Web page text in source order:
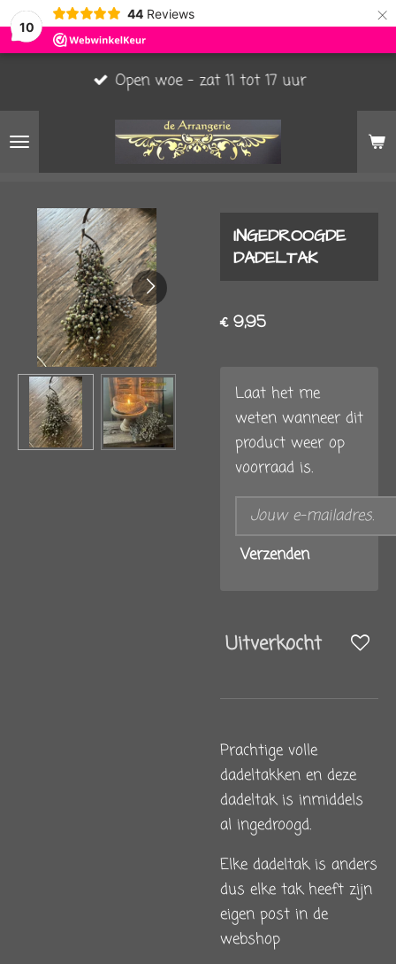
10
44 Reviews ×
Open woe - zat 11 tot 17 uur
INGEDROOGDE
DADELTAK
€ 9,95
Laat het me
weten wanneer dit
product weer op
voorraad is.
Verzenden
Uitverkocht
Prachtige volle
dadeltakken en deze
dadeltak is inmiddels
al ingedroogd.
Elke dadeltak is anders
dus elke tak heeft zijn
eigen post in de
webshop